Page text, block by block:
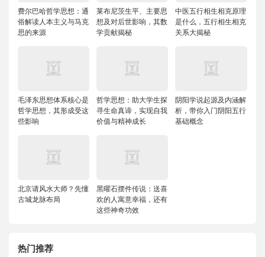
费尔巴哈哲学思想：通
俗解读人本主义与马克
思的来源
莱布尼茨生平、主要思
想及对后世影响，其数
学贡献揭秘
中医五行相生相克原理
是什么，五行相生相克
关系大揭秘
毛泽东思想体系核心是
哲学思想，其形成受这
些影响
哲学思想：助大学生探
寻生命真谛，实现自我
价值与精神成长
阴阳学说起源及内涵解
析，带你入门阴阳五行
基础概念
北京请风水大师？先懂
古城龙脉布局
黑曜石摆件传说：送喜
欢的人寓意幸福，还有
这些神奇功效
热门推荐